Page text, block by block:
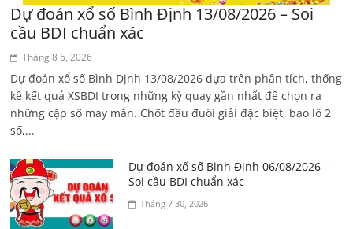
Dự đoán xổ số Bình Định 13/08/2026 – Soi
cầu BDI chuẩn xác
Tháng 8 6, 2026
Dự đoán xổ số Bình Định 13/08/2026 dựa trên phân tích, thống
kê kết quả XSBDI trong những kỳ quay gần nhất để chọn ra
những cặp số may mắn. Chốt đầu đuôi giải đặc biệt, bao lô 2
số,...
Dự đoán xổ số Bình Định 06/08/2026 –
Soi cầu BDI chuẩn xác
Tháng 7 30, 2026